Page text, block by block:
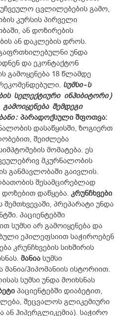
ცვლილებების გამო,
კურსის პირველი
ან დოზირების
ან დაკლების დროს.
უნდა
და ეკონტაქტონ
გამოყენება 18 წლამდე
სუმსი-ს
სელექტიური ინჰიბიტორი)
გამოიყენება შემდეგი
: პარადოქსული შფოთვა:
დასაწყისში, ზოგიერთ
შეიძლება
მომატება. ეს
მკურნალობის
განმავლობაში გაივლის.
შესამცირებლად
დაწყება. კრუნჩხვები
შემთხვევაში, პრეპარატი უნდა
პაციენტებში
სუმსი არ გამოიყენება და
ეპილეფსიით საჭიროებენ
კრუნჩხვების სიხშირის
მანია სუმსი
ჰიპომანიის ისტორიით.
სუმსი უნდა მოიხსნას
პაციენტებში დიაბეტით,
შეცვალოს გლიკემიური
ჰიპერგლიკემია). საჭირო